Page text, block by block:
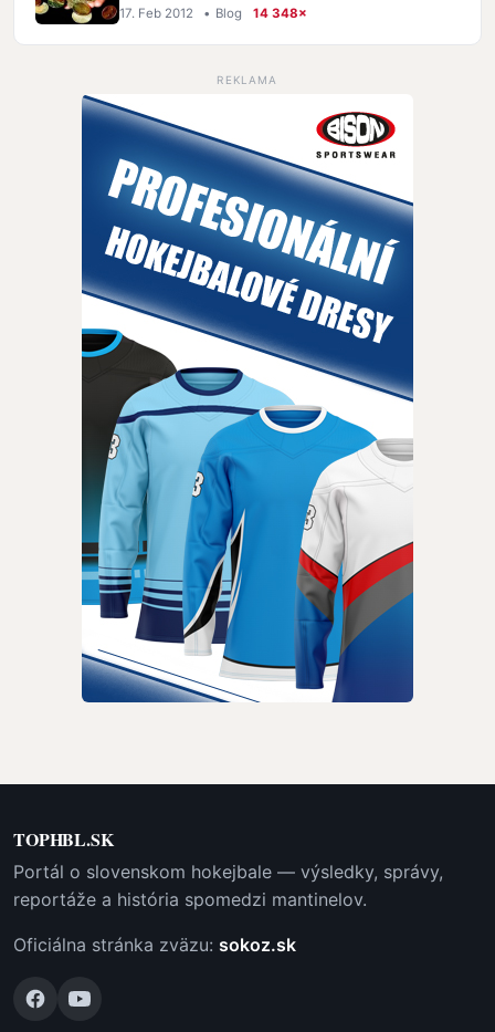
17. Feb 2012 • Blog 14 348×
REKLAMA
TOPHBL.SK
Portál o slovenskom hokejbale — výsledky, správy,
reportáže a história spomedzi mantinelov.
Oficiálna stránka zväzu: sokoz.sk